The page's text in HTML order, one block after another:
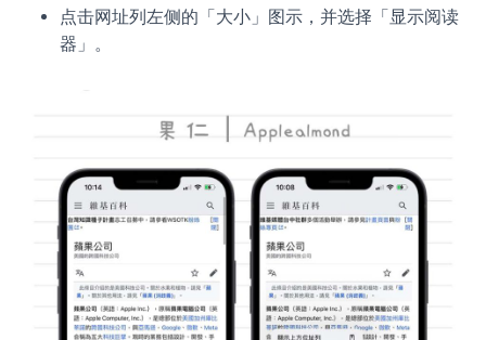
点击网址列左侧的「大小」图示，并选择「显示阅读
器」。